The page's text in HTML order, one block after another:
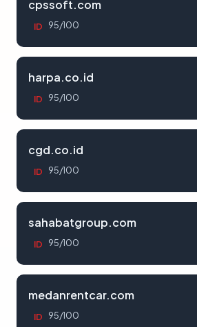
cpssoft.com
ID 95/100
harpa.co.id
ID 95/100
cgd.co.id
ID 95/100
sahabatgroup.com
ID 95/100
medanrentcar.com
ID 95/100